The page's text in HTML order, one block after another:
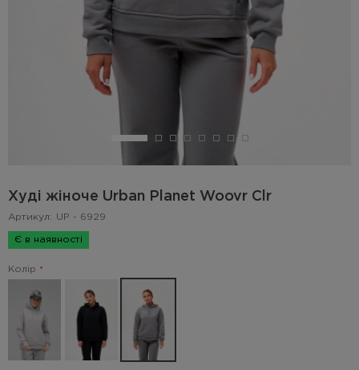
Худі жіноче Urban Planet Woovr Clr
Артикул: UP - 6929
Є в наявності
Колір